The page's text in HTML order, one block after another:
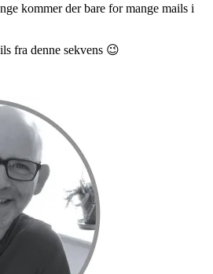
kommer der bare for mange mails i
fra denne sekvens 😉